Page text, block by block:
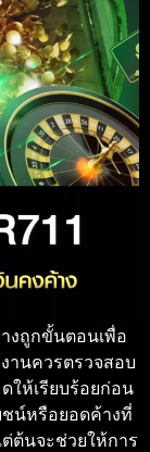
งถูกขั้นตอนเพื่อ
านควรตรวจสอบ
ให้เรียบร้อยก่อน
น์หรือยอดค้างที่
ต้นจะช่วยให้การ